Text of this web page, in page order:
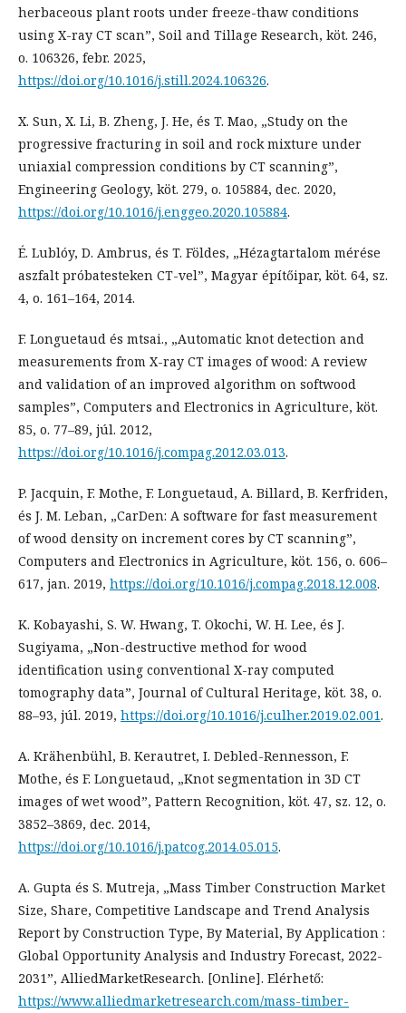
herbaceous plant roots under freeze-thaw conditions
using X-ray CT scan”, Soil and Tillage Research, köt. 246,
o. 106326, febr. 2025,
https://doi.org/10.1016/j.still.2024.106326.
X. Sun, X. Li, B. Zheng, J. He, és T. Mao, „Study on the
progressive fracturing in soil and rock mixture under
uniaxial compression conditions by CT scanning”,
Engineering Geology, köt. 279, o. 105884, dec. 2020,
https://doi.org/10.1016/j.enggeo.2020.105884.
É. Lublóy, D. Ambrus, és T. Földes, „Hézagtartalom mérése
aszfalt próbatesteken CT-vel”, Magyar építőipar, köt. 64, sz.
4, o. 161–164, 2014.
F. Longuetaud és mtsai., „Automatic knot detection and
measurements from X-ray CT images of wood: A review
and validation of an improved algorithm on softwood
samples”, Computers and Electronics in Agriculture, köt.
85, o. 77–89, júl. 2012,
https://doi.org/10.1016/j.compag.2012.03.013.
P. Jacquin, F. Mothe, F. Longuetaud, A. Billard, B. Kerfriden,
és J. M. Leban, „CarDen: A software for fast measurement
of wood density on increment cores by CT scanning”,
Computers and Electronics in Agriculture, köt. 156, o. 606–
617, jan. 2019, https://doi.org/10.1016/j.compag.2018.12.008.
K. Kobayashi, S. W. Hwang, T. Okochi, W. H. Lee, és J.
Sugiyama, „Non-destructive method for wood
identification using conventional X-ray computed
tomography data”, Journal of Cultural Heritage, köt. 38, o.
88–93, júl. 2019, https://doi.org/10.1016/j.culher.2019.02.001.
A. Krähenbühl, B. Kerautret, I. Debled-Rennesson, F.
Mothe, és F. Longuetaud, „Knot segmentation in 3D CT
images of wet wood”, Pattern Recognition, köt. 47, sz. 12, o.
3852–3869, dec. 2014,
https://doi.org/10.1016/j.patcog.2014.05.015.
A. Gupta és S. Mutreja, „Mass Timber Construction Market
Size, Share, Competitive Landscape and Trend Analysis
Report by Construction Type, By Material, By Application :
Global Opportunity Analysis and Industry Forecast, 2022-
2031”, AlliedMarketResearch. [Online]. Elérhető:
https://www.alliedmarketresearch.com/mass-timber-